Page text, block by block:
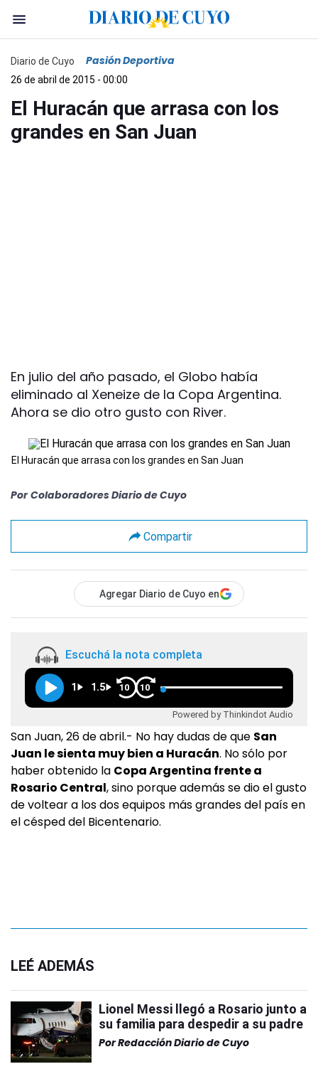
Diario de Cuyo Pasión Deportiva
26 de abril de 2015 - 00:00
El Huracán que arrasa con los
grandes en San Juan
En julio del año pasado, el Globo había
eliminado al Xeneize de la Copa Argentina.
Ahora se dio otro gusto con River.
El Huracán que arrasa con los grandes en San Juan
Por Colaboradores Diario de Cuyo
Compartir
Agregar Diario de Cuyo en
Escuchá la nota completa
1 1.5 10 10
Powered by Thinkindot Audio
San Juan, 26 de abril.- No hay dudas de que San
Juan le sienta muy bien a Huracán. No sólo por
haber obtenido la Copa Argentina frente a
Rosario Central, sino porque además se dio el gusto
de voltear a los dos equipos más grandes del país en
el césped del Bicentenario.
LEÉ ADEMÁS
Lionel Messi llegó a Rosario junto a
su familia para despedir a su padre
PorRedacción Diario de Cuyo